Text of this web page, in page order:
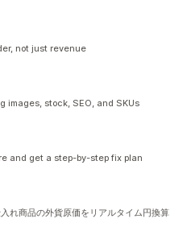
not just revenue
images, stock, SEO, and SKUs
and get a step-by-step fix plan
れ商品の外貨原価をリアルタイム円換算